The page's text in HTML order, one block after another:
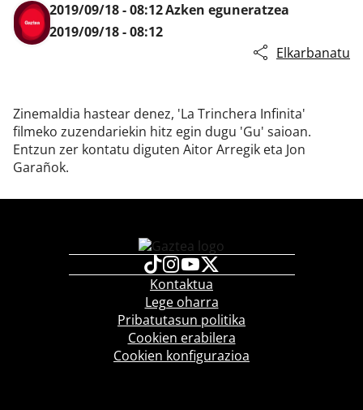
2019/09/18 - 08:12Azken eguneratzea
2019/09/18 - 08:12
Elkarbanatu
Zinemaldia hastear denez, 'La Trinchera Infinita'
filmeko zuzendariekin hitz egin dugu 'Gu' saioan.
Entzun zer kontatu diguten Aitor Arregik eta Jon
Garañok.
Kontaktua
Lege oharra
Pribatutasun politika
Cookien erabilera
Cookien konfigurazioa